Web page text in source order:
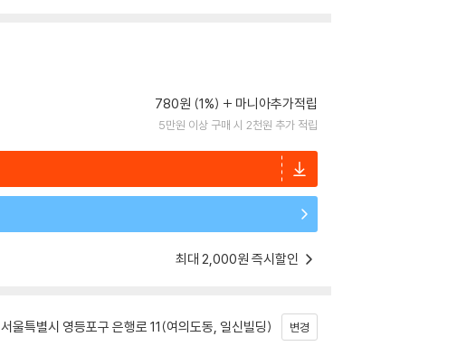
780원 (1%) 마니아추가적립
5만원 이상 구매 시 2천원 추가 적립
최대 2,000원 즉시할인
서울특별시 영등포구 은행로 11(여의도동, 일신빌딩) 변경